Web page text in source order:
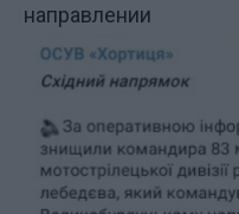
направлении